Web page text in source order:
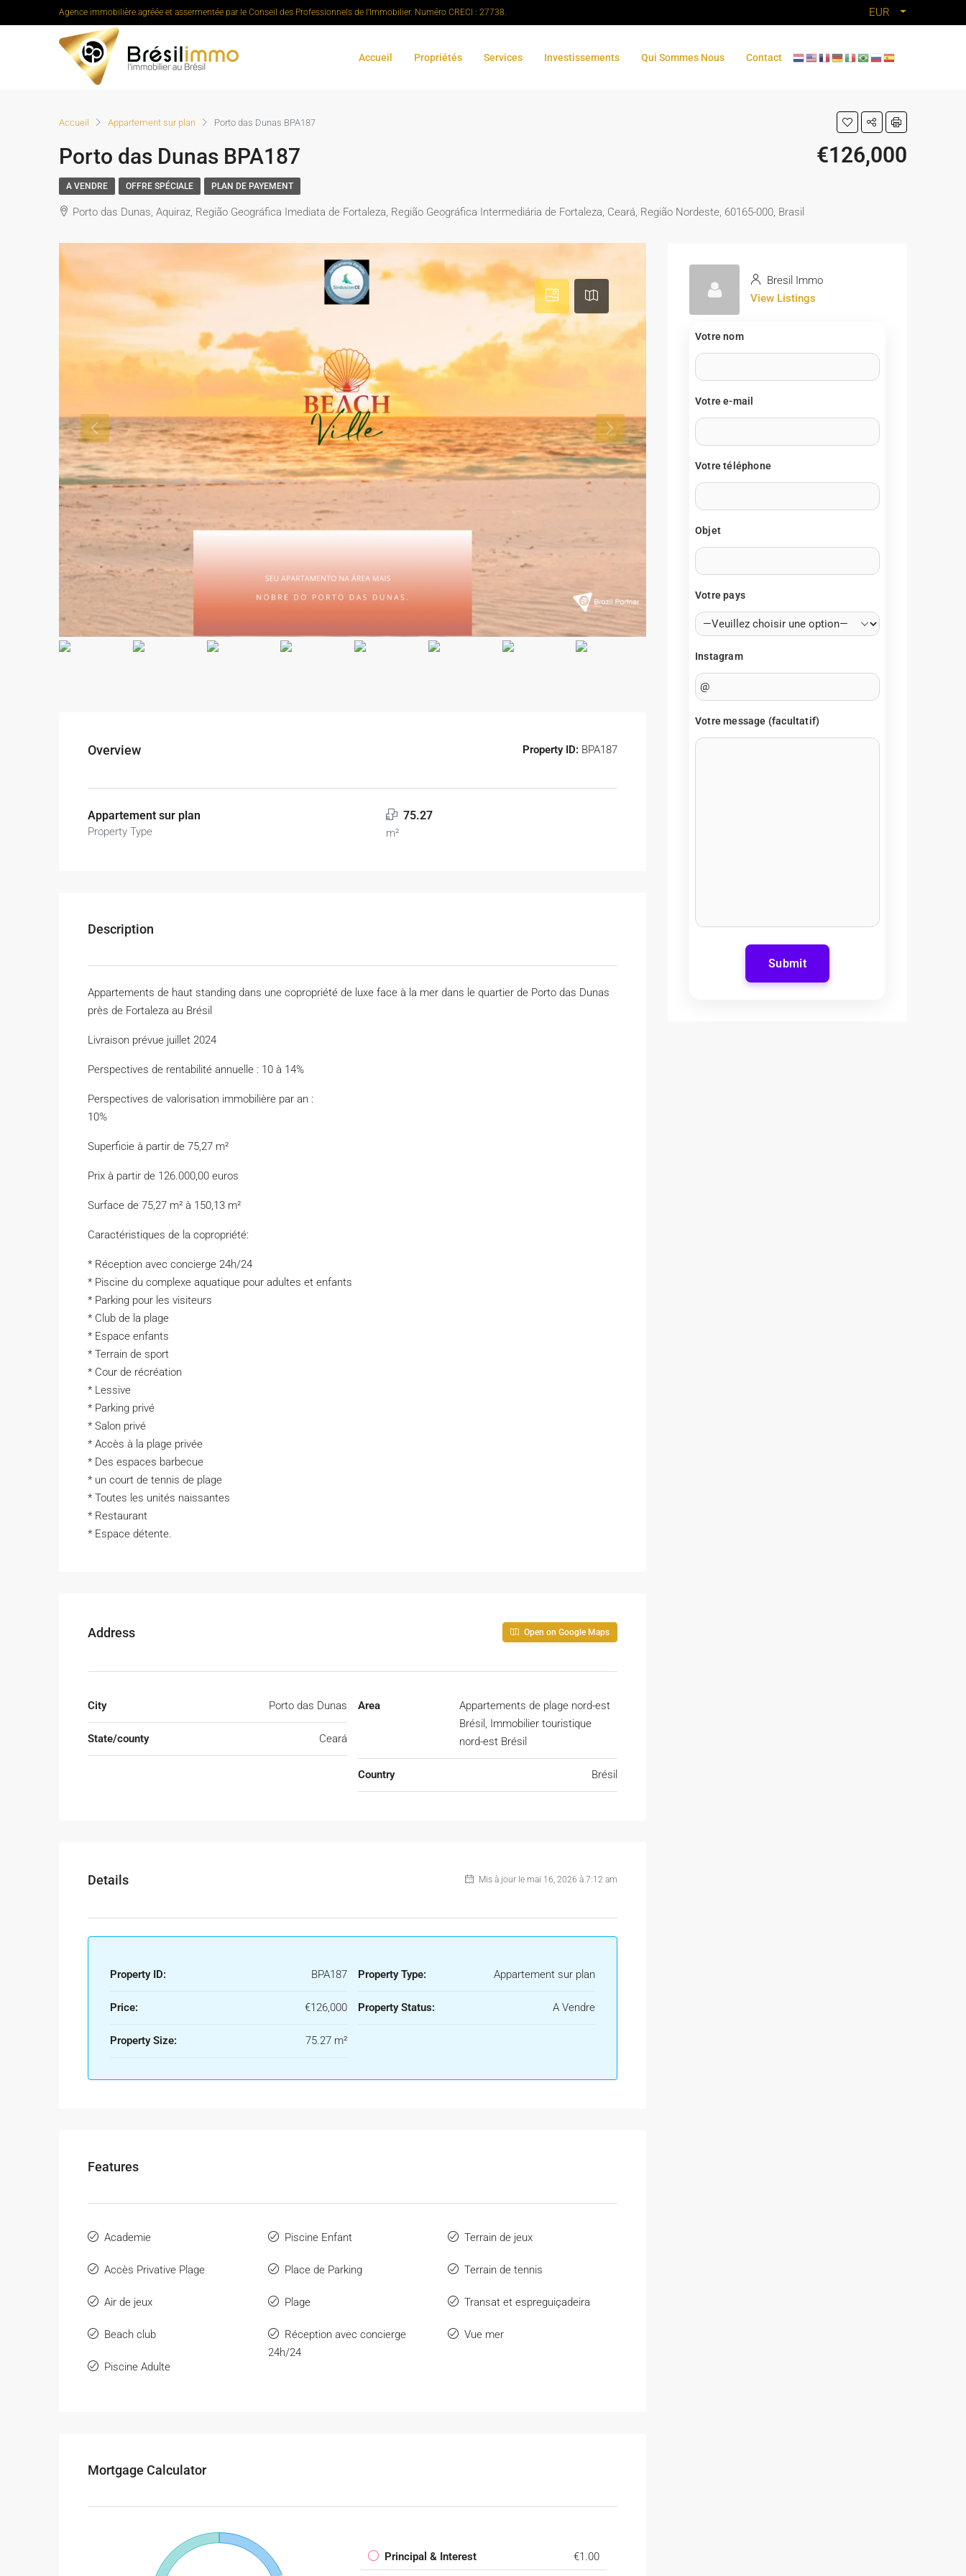
Agence immobilière agréée et assermentée par le Conseil des Professionnels de l'Immobilier. Numéro CRECI : 27738. EUR
Accueil Propriétés Services Investissements Qui Sommes Nous Contact
Accueil Appartement sur plan Porto das Dunas BPA187
Porto das Dunas BPA187 €126,000
A VENDRE OFFRE SPÉCIALE PLAN DE PAYEMENT
Porto das Dunas, Aquiraz, Região Geográfica Imediata de Fortaleza, Região Geográfica Intermediária de Fortaleza, Ceará, Região Nordeste, 60165-000, Brasil
Overview Property ID: BPA187
Appartement sur plan
Property Type
75.27
m²
Description
Appartements de haut standing dans une copropriété de luxe face à la mer dans le quartier de Porto das Dunas
près de Fortaleza au Brésil
Livraison prévue juillet 2024
Perspectives de rentabilité annuelle : 10 à 14%
Perspectives de valorisation immobilière par an :
10%
Superficie à partir de 75,27 m²
Prix à partir de 126.000,00 euros
Surface de 75,27 m² à 150,13 m²
Caractéristiques de la copropriété:
* Réception avec concierge 24h/24
* Piscine du complexe aquatique pour adultes et enfants
* Parking pour les visiteurs
* Club de la plage
* Espace enfants
* Terrain de sport
* Cour de récréation
* Lessive
* Parking privé
* Salon privé
* Accès à la plage privée
* Des espaces barbecue
* un court de tennis de plage
* Toutes les unités naissantes
* Restaurant
* Espace détente.
Address Open on Google Maps
City Porto das Dunas
State/county Ceará
Area
Appartements de plage nord-est
Brésil, Immobilier touristique
nord-est Brésil
Country Brésil
Details Mis à jour le mai 16, 2026 à 7:12 am
Property ID: BPA187
Price: €126,000
Property Size: 75.27 m²
Property Type: Appartement sur plan
Property Status: A Vendre
Features
Academie
Accès Privative Plage
Air de jeux
Beach club
Piscine Adulte
Piscine Enfant
Place de Parking
Plage
Réception avec concierge
24h/24
Terrain de jeux
Terrain de tennis
Transat et espreguiçadeira
Vue mer
Mortgage Calculator
Principal & Interest €1.00
Bresil Immo
View Listings
Votre nom
Votre e-mail
Votre téléphone
Objet
Votre pays
Instagram
Votre message (facultatif)
Submit